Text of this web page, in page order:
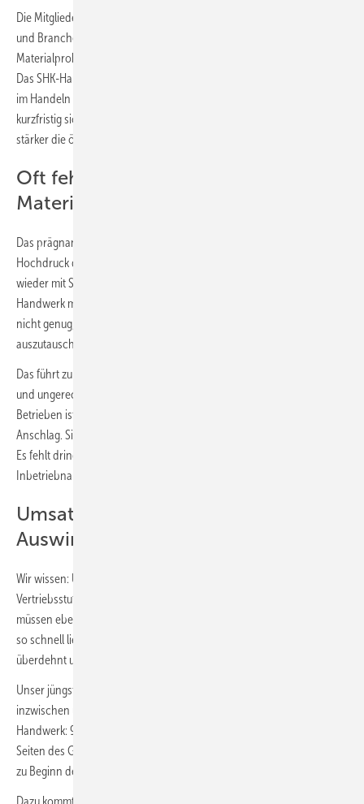
Die Mitgliederversammlung richtet deshalb einen Appell an alle Markt-
und Branchenpartner aber auch an die Politik, die Liefer- und
Materialproblematik in gemeinschaftlicher Verantwortung anzugehen.
Das SHK-Handwerk fordert Solidarität und Gemeinsinn der Branche
im Handeln nach außen wie nach innen. Denn die Konsequenzen der
kurzfristig sicher nicht abzustellenden Lieferengpässe lenkt immer
stärker die öffentliche Aufmerksamkeit auf unsere Branche.
Oft fehlt dringend benötigtes
Material
Das prägnanteste Beispiel hierfür: Die Lage in den Flutgebieten, wo mit
Hochdruck daran gearbeitet wird, die Menschen in ihren Häusern
wieder mit Strom, Wasser, Wärme zu versorgen. Hier haben wir uns als
Handwerk mitunter von Politikern schon anhören müssen, wir täten
nicht genug, um die zerstörten oder beschädigten Heizungen
auszutauschen oder wieder ans Laufen zu bringen.
Das führt zu Frust und Unmut! Denn kein Vorwurf ist ungerechtfertigter
und ungerechter. Die Solidarität und Hilfsbereitschaft bei den
Betrieben ist bundesweit riesengroß. Die Betriebe vor Ort arbeiten am
Anschlag. Sie müssen aber auch immer öfter die Erfahrung machen:
Es fehlt dringend benötigtes Material. Installationen und in
Inbetriebnahmen dauern viel länger als eigentlich notwendig.
Umsatzbeeinträchtigende
Auswirkungen
Wir wissen: Unseren Marktpartnern bei den vorgelagerten
Vertriebsstufen ist das alles nicht fremd. Industrie und Großhandel
müssen ebenfalls damit klarkommen, dass Vorlieferanten nicht mehr
so schnell liefern, wie noch in Vor-Corona-Zeiten. Lieferketten sind
überdehnt und reißen auch schon einmal. Die Folge:
Unser jüngster Konjunkturbericht aus dem Herbst 2021 zeigt
inzwischen umsatzbeeinträchtigende Auswirkungen im SHK-
Handwerk: 92,3 % der Betriebe berichten über Lieferprobleme von
Seiten des Großhandels oder der Hersteller. Das waren im März 2020
zu Beginn der Coronavirus-Krise nur 31,4 %.